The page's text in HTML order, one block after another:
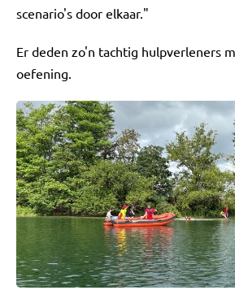
scenario's door elkaar."
Er deden zo'n tachtig hulpverleners
oefening.